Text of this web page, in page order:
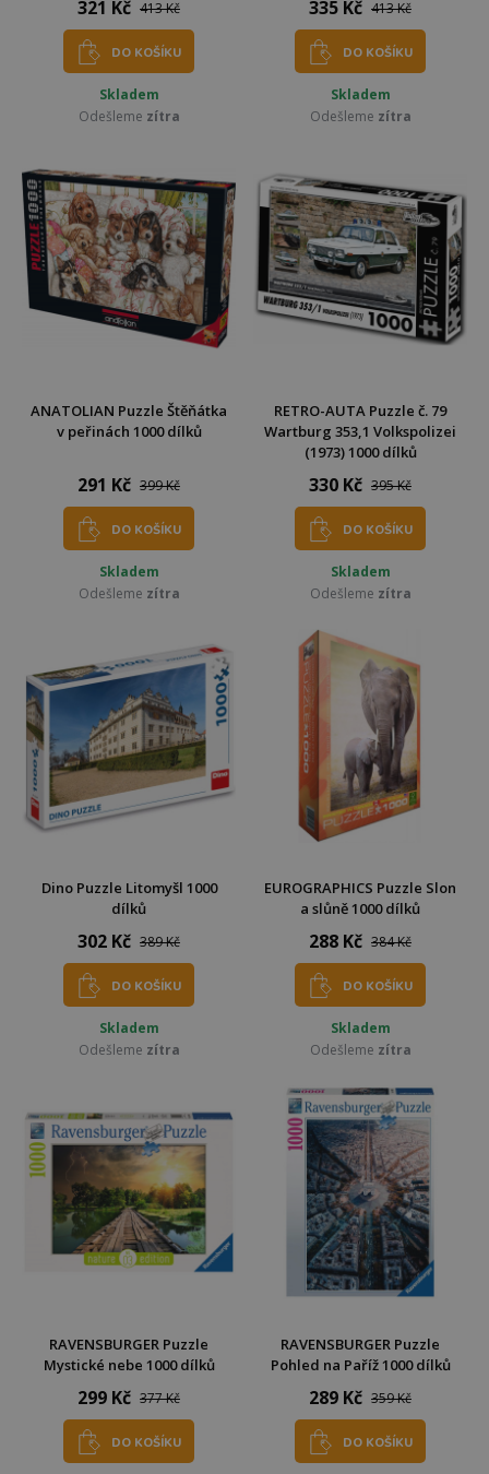
321 Kč 413 Kč
DO KOŠÍKU
Skladem
Odešleme zítra
335 Kč 413 Kč
DO KOŠÍKU
Skladem
Odešleme zítra
ANATOLIAN Puzzle Štěňátka
v peřinách 1000 dílků
291 Kč 399 Kč
DO KOŠÍKU
Skladem
Odešleme zítra
RETRO-AUTA Puzzle č. 79
Wartburg 353,1 Volkspolizei
(1973) 1000 dílků
330 Kč 395 Kč
DO KOŠÍKU
Skladem
Odešleme zítra
Dino Puzzle Litomyšl 1000
dílků
302 Kč 389 Kč
DO KOŠÍKU
Skladem
Odešleme zítra
EUROGRAPHICS Puzzle Slon
a slůně 1000 dílků
288 Kč 384 Kč
DO KOŠÍKU
Skladem
Odešleme zítra
RAVENSBURGER Puzzle
Mystické nebe 1000 dílků
299 Kč 377 Kč
DO KOŠÍKU
RAVENSBURGER Puzzle
Pohled na Paříž 1000 dílků
289 Kč 359 Kč
DO KOŠÍKU